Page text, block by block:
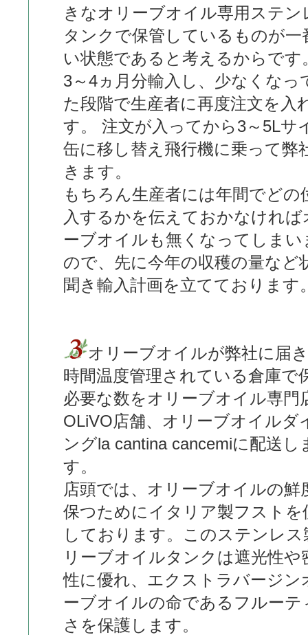
きなオリーブオイル専用ステン
タンクで保管しているものが一
い状態であると考えるからです
3～4ヵ月分輸入し、少なくなっ
た段階で生産者に再度注文を入
す。 注文が入ってから3～5Lサ
缶に移し替え飛行機に乗って弊
きます。
もちろん生産者には年間でどの
入するかを伝えておかなければ
ーブオイルも無くなってしまい
ので、先に今年の収穫の量など
聞き輸入計画を立てております
オリーブオイルが弊社に届
時間温度管理されている倉庫で
必要な数をオリーブオイル専門
OLiVO店舗、オリーブオイルダ
ングla cantina cancemiに配送し
す。
店頭では、オリーブオイルの鮮
保つためにイタリア製フストを
しております。このステンレス
リーブオイルタンクは遮光性や
性に優れ、エクストラバージン
ーブオイルの命であるフルーテ
さを保護します。